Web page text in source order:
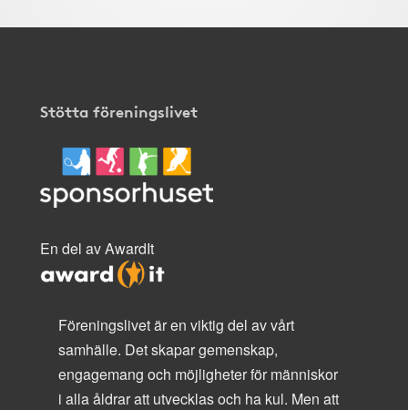
Stötta föreningslivet
En del av AwardIt
Föreningslivet är en viktig del av vårt
samhälle. Det skapar gemenskap,
engagemang och möjligheter för människor
i alla åldrar att utvecklas och ha kul. Men att